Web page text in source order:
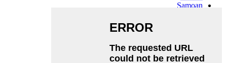
Samoan
Swahili
Tajik